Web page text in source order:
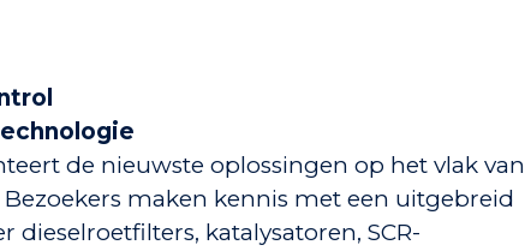
de nieuwste oplossingen op het vlak van
maken kennis met een uitgebreid
dieselroetfilters, katalysatoren, SCR-